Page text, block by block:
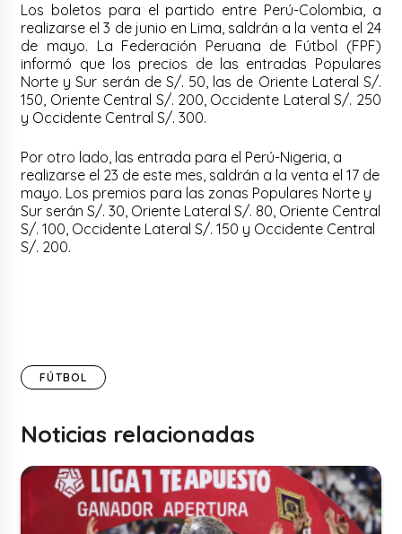
Los boletos para el partido entre Perú-Colombia, a
realizarse el 3 de junio en Lima, saldrán a la venta el 24
de mayo. La Federación Peruana de Fútbol (FPF)
informó que los precios de las entradas Populares
Norte y Sur serán de S/. 50, las de Oriente Lateral S/.
150, Oriente Central S/. 200, Occidente Lateral S/. 250
y Occidente Central S/. 300.
Por otro lado, las entrada para el Perú-Nigeria, a
realizarse el 23 de este mes, saldrán a la venta el 17 de
mayo. Los premios para las zonas Populares Norte y
Sur serán S/. 30, Oriente Lateral S/. 80, Oriente Central
S/. 100, Occidente Lateral S/. 150 y Occidente Central
S/. 200.
FÚTBOL
Noticias relacionadas